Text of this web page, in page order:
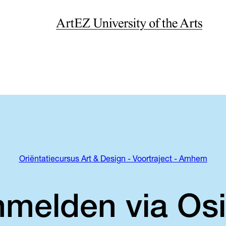
Oriëntatiecursus Art & Design - Voortraject - Arnhem
via